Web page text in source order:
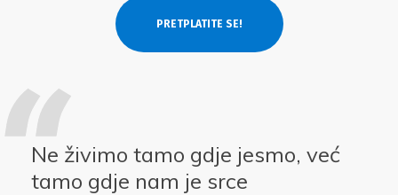
Ne živimo tamo gdje jesmo, već
tamo gdje nam je srce